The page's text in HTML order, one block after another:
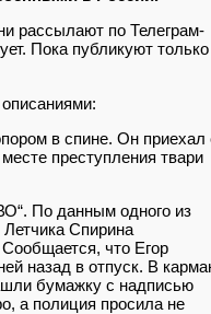
рассылают по Телеграм-
Пока публикуют только
в спине. Он приехал
преступления твари
По данным одного из
Спирина
что Егор
назад в отпуск. В
бумажку с надписью
а полиция просила не